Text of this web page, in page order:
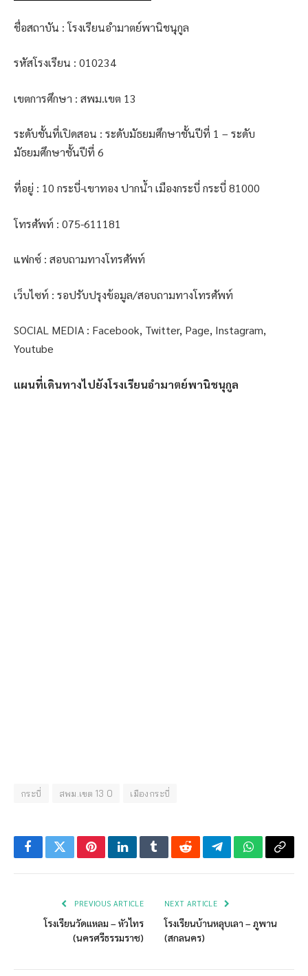
ชื่อสถาบัน : โรงเรียนอำมาตย์พานิชนุกูล
รหัสโรงเรียน : 010234
เขตการศึกษา : สพม.เขต 13
ระดับชั้นที่เปิดสอน : ระดับมัธยมศึกษาชั้นปีที่ 1 – ระดับ
มัธยมศึกษาชั้นปีที่ 6
ที่อยู่ : 10 กระบี่-เขาทอง ปากน้ำ เมืองกระบี่ กระบี่ 81000
โทรศัพท์ : 075-611181
แฟกซ์ : สอบถามทางโทรศัพท์
เว็บไซท์ : รอปรับปรุงข้อมูล/สอบถามทางโทรศัพท์
SOCIAL MEDIA : Facebook, Twitter, Page, Instagram,
Youtube
แผนที่เดินทางไปยังโรงเรียนอำมาตย์พานิชนุกูล
กระบี่ สพม.เขต 13 0 เมืองกระบี่
FacebookTwitterPinterestLinkedInTumblrRedditTelegramWhatsApp
Copy
PREVIOUS ARTICLE
โรงเรียนวัดแหลม – หัวไทร
(นครศรีธรรมราช)
NEXT ARTICLE
โรงเรียนบ้านหลุบเลา – ภูพาน
(สกลนคร)